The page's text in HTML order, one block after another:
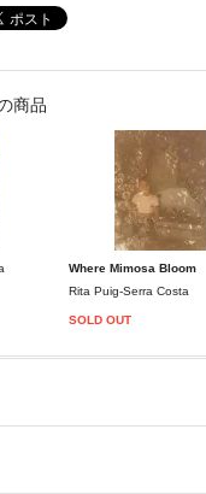
商品
Where Mimosa Bloom
Rita Puig-Serra Costa
SOLD OUT